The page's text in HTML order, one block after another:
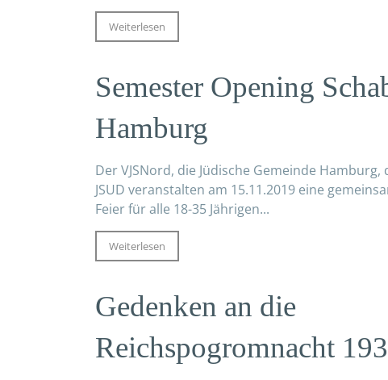
Weiterlesen
Semester Opening
Hamburg
Der VJSNord, die Jüdische Gemeinde Hamburg,
JSUD veranstalten am 15.11.2019 eine
Feier für alle 18-35 Jährigen...
Weiterlesen
Gedenken an die
Reichspogromnacht